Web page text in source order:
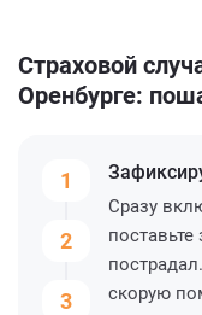
Страховой
Оренбурге:
1
2
3
Сразу
поставьте
скорую